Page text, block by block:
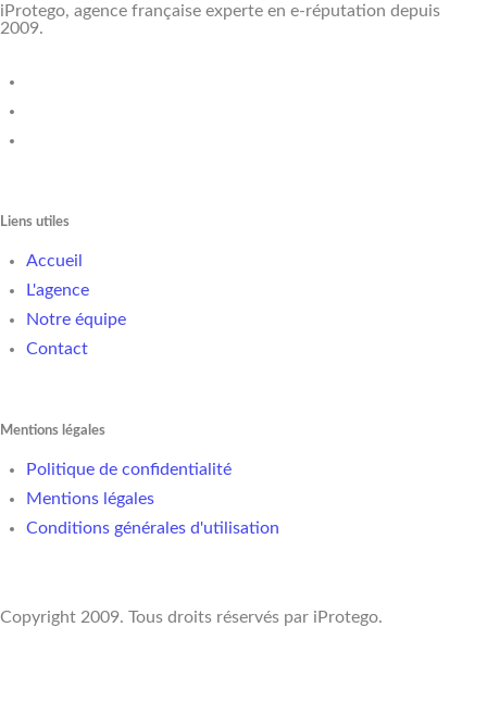
iProtego, agence française experte en e-réputation depuis
2009.
Liens utiles
Accueil
L'agence
Notre équipe
Contact
Mentions légales
Politique de confidentialité
Mentions légales
Conditions générales d'utilisation
Copyright 2009. Tous droits réservés par iProtego.